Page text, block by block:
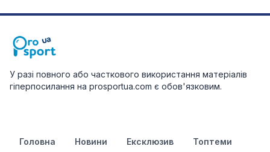
У разі повного або часткового використання матеріалів
гіперпосилання на prosportua.com є обов'язковим.
Головна Новини Ексклюзив Топтеми